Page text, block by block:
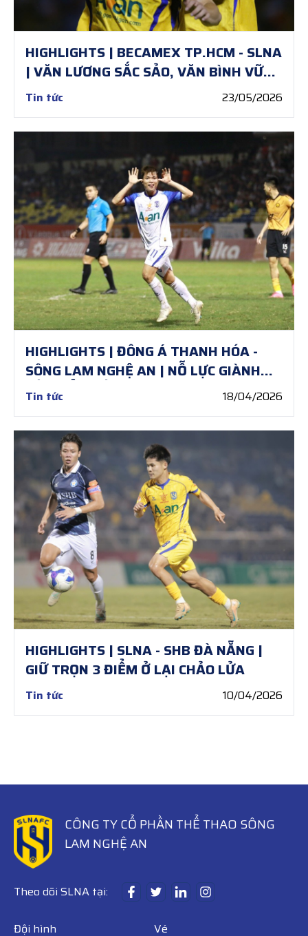
HIGHLIGHTS | BECAMEX TP.HCM - SLNA
| VĂN LƯƠNG SẮC SẢO, VĂN BÌNH VỮNG
VÀNG
Tin tức 23/05/2026
HIGHLIGHTS | ĐÔNG Á THANH HÓA -
SÔNG LAM NGHỆ AN | NỖ LỰC GIÀNH
LẤY ĐIỂM SỐ
Tin tức 18/04/2026
HIGHLIGHTS | SLNA - SHB ĐÀ NẴNG |
GIỮ TRỌN 3 ĐIỂM Ở LẠI CHẢO LỬA
Tin tức 10/04/2026
CÔNG TY CỔ PHẦN THỂ THAO SÔNG
LAM NGHỆ AN
Theo dõi SLNA tại:
Đội hình Vé